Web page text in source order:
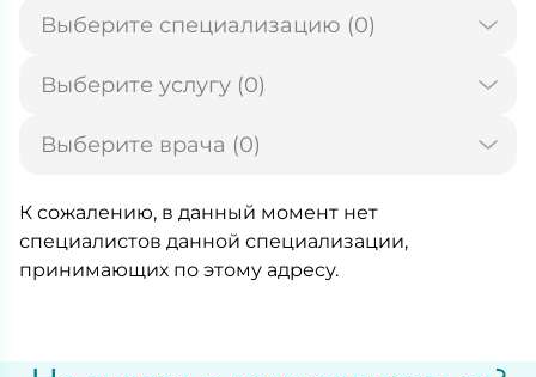
Выберите специализацию (0)
Выберите услугу (0)
Выберите врача (0)
К сожалению, в данный момент нет
специалистов данной специализации,
принимающих по этому адресу.